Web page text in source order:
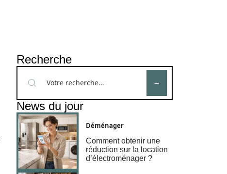
Recherche
News du jour
Déménager
Comment obtenir une
réduction sur la location
d’électroménager ?